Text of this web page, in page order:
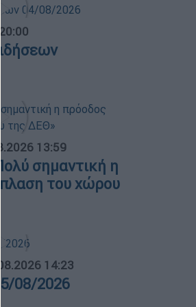
13:59
σημαντική η
του χώρου
14:23
08/2026